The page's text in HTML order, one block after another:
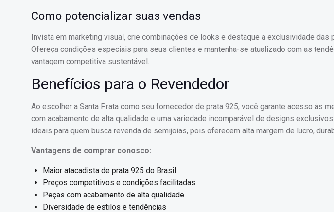
Como potencializar suas vendas
Invista em marketing visual, crie combinações de looks e destaque a exclusividade das
Ofereça condições especiais para seus clientes e mantenha-se atualizado com as
vantagem competitiva sustentável.
Benefícios para o Revendedor
Ao escolher a Santa Prata como seu fornecedor de prata 925, você garante acesso às
com acabamento de alta qualidade e uma variedade incomparável de designs
ideais para quem busca revenda de semijoias, pois oferecem alta margem de lucro,
Vantagens de comprar conosco:
Maior atacadista de prata 925 do Brasil
Preços competitivos e condições facilitadas
Peças com acabamento de alta qualidade
Diversidade de estilos e tendências